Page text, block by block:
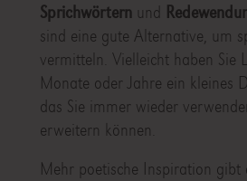
Sprichwörtern und
sind eine gute Alternative, um
vermitteln. Vielleicht haben Sie
Monate oder Jahre ein kleines
das Sie immer wieder
erweitern können.
Mehr poetische Inspiration gibt